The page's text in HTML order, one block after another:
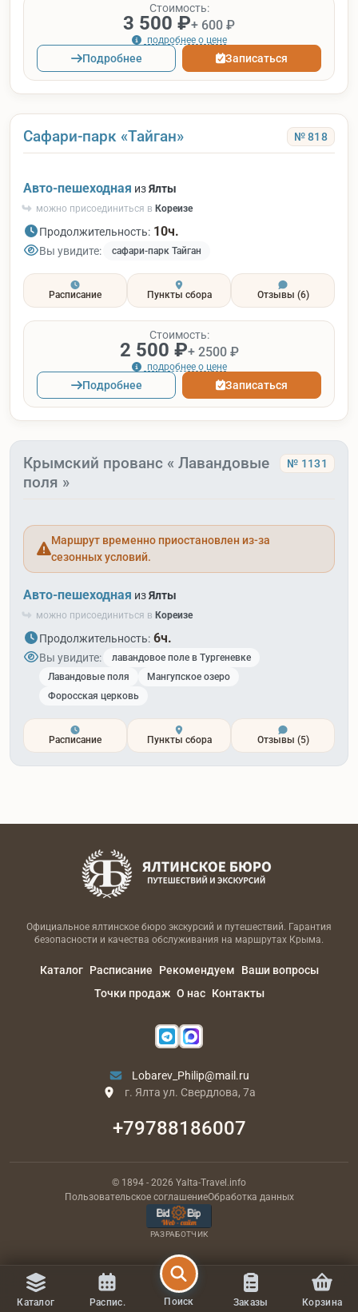
Стоимость:
3 500 ₽+ 600 ₽
подробнее о цене
Подробнее Записаться
Сафари-парк «Тайган» № 818
Авто-пешеходная изЯлты
можно присоединиться в Кореизе
Продолжительность: 10ч.
Вы увидите: сафари-парк Тайган
Расписание Пункты сбора Отзывы (6)
Стоимость:
2 500 ₽+ 2500 ₽
подробнее о цене
Подробнее Записаться
Крымский прованс « Лавандовые
поля »
№ 1131
Маршрут временно приостановлен из-за
сезонных условий.
Авто-пешеходная изЯлты
можно присоединиться в Кореизе
Продолжительность: 6ч.
Вы увидите:
лавандовое поле в Тургеневке
Лавандовые поля
Мангупское озеро
Форосская церковь
Расписание Пункты сбора Отзывы (5)
Официальное ялтинское бюро экскурсий и путешествий. Гарантия
безопасности и качества обслуживания на маршрутах Крыма.
Каталог Расписание Рекомендуем
Ваши вопросы
Точки продаж О нас Контакты
Lobarev_Philip@mail.ru
г. Ялта ул. Свердлова, 7а
+79788186007
© 1894 - 2026 Yalta-Travel.info
Пользовательское соглашениеОбработка данных
РАЗРАБОТЧИК
Каталог Распис. Поиск Заказы Корзина